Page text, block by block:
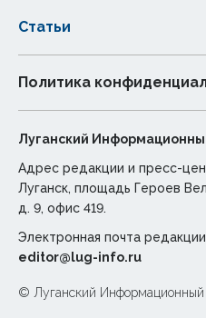
Статьи
Политика
Луганский
Адрес редакции и пресс-
Луганск, площадь Героев
д. 9, офис 419.
Электронная почта
editor@lug-info.ru
© Луганский